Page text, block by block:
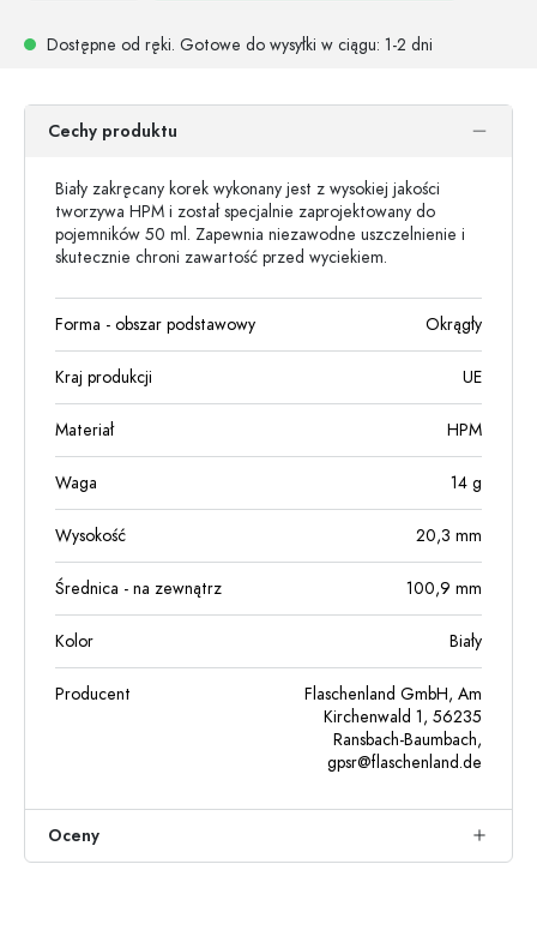
Dostępne od ręki. Gotowe do wysyłki w ciągu: 1-2 dni
Cechy produktu
Biały zakręcany korek wykonany jest z wysokiej jakości
tworzywa HPM i został specjalnie zaprojektowany do
pojemników 50 ml. Zapewnia niezawodne uszczelnienie i
skutecznie chroni zawartość przed wyciekiem.
Forma - obszar podstawowy Okrągły
Kraj produkcji UE
Materiał HPM
Waga 14 g
Wysokość 20,3 mm
Średnica - na zewnątrz 100,9 mm
Kolor Biały
Producent
Flaschenland GmbH, Am
Kirchenwald 1, 56235
Ransbach-Baumbach,
gpsr@flaschenland.de
Oceny